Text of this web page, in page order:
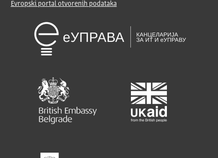
Evropski portal otvorenih podataka